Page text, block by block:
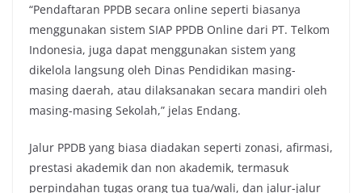
“Pendaftaran PPDB secara online seperti biasanya
menggunakan sistem SIAP PPDB Online dari PT. Telkom
Indonesia, juga dapat menggunakan sistem yang
dikelola langsung oleh Dinas Pendidikan masing-
masing daerah, atau dilaksanakan secara mandiri oleh
masing-masing Sekolah,” jelas Endang.
Jalur PPDB yang biasa diadakan seperti zonasi, afirmasi,
prestasi akademik dan non akademik, termasuk
perpindahan tugas orang tua tua/wali, dan jalur-jalur